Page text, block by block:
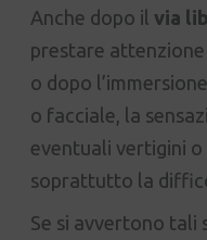
Anche dopo ilvia
prestare
o dopo
o facciale, la
eventuali vertigini
soprattutto la
Se si avvertono tali